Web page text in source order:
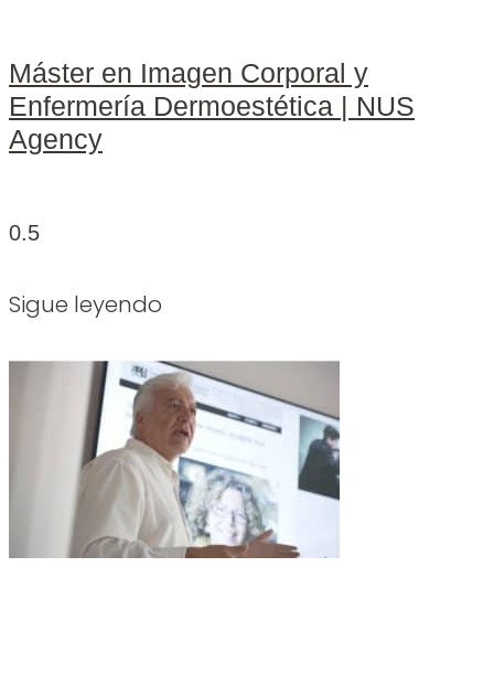
Máster en Imagen Corporal y
Enfermería Dermoestética | NUS
Agency
Sigue leyendo